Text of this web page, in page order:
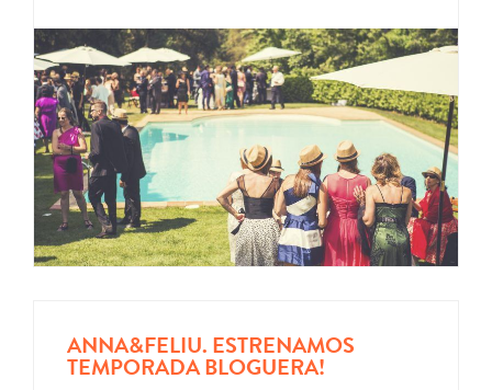
ANNA&FELIU. ESTRENAMOS
TEMPORADA BLOGUERA!